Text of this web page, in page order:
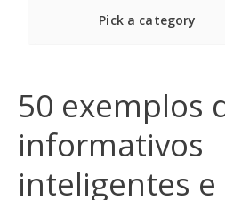
Pick a category
50 exemplos
informativos
inteligentes e